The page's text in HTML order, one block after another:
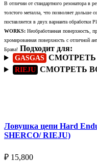
В отличии от стандартного резонатора в
толстого металла, что позволяет дольше
поставляется в двух варианта обработки
WORKS: Необработанная поверхность,
хромированная поверхность с отличной
Брава! Подходит для:
GASGAS СМОТРЕТЬ
RIEJU СМОТРЕТЬ
Ловушка цепи Hard
SHERCO/ RIEJU)
₽ 15,800